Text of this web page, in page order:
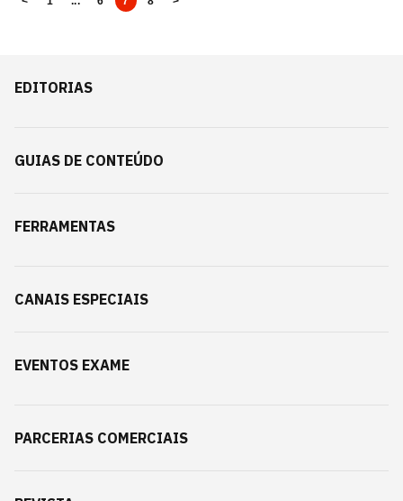
EDITORIAS
GUIAS DE CONTEÚDO
FERRAMENTAS
CANAIS ESPECIAIS
EVENTOS EXAME
PARCERIAS COMERCIAIS